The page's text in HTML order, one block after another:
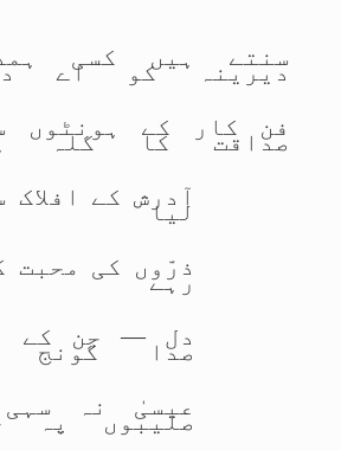
سنتے ہیں کسی
دیرینہ کو اے
فن کار کے ہونٹوں
صداقت کا گلہ
آدرش کے افلاک
لیا
ذرّوں کی محبت
رہے
دل — جن کے
صدا گونج
عیسیٰ نہ
صلیبوں پہ